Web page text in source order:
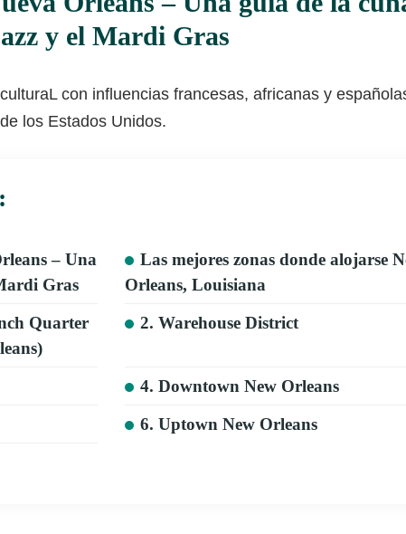
y el Mardi Gras
con influencias francesas, africanas y
los Estados Unidos.
– Una
Gras
Las mejores zonas donde alojarse
Orleans, Louisiana
Quarter
2. Warehouse District
4. Downtown New Orleans
6. Uptown New Orleans